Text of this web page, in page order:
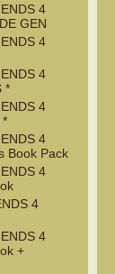
4
GEN
4
4
*
4
*
4
Book Pack
4
4
4
+